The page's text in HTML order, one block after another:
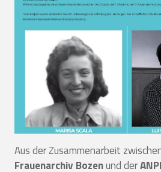
Aus der Zusammenarbeit
Frauenarchiv Bozenund der